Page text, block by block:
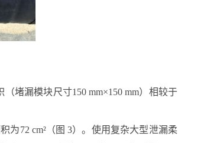
堵漏模块尺寸150 mm×150 mm）相较于
为72 cm²（图 3）。使用复杂大型泄漏柔